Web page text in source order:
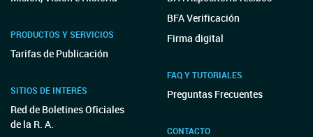
PRODUCTOS Y SERVICIOS
Tarifas de Publicación
SITIOS DE INTERÉS
Red de Boletines Oficiales
de la R. A.
BFA Verificación
Firma digital
FAQ Y TUTORIALES
Preguntas Frecuentes
CONTACTO